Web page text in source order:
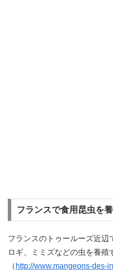
フランスで食用昆虫を
フランスのトゥールーズ近辺
ロギ、ミミズなどの虫を養殖
（ http://www.mangeons-des-